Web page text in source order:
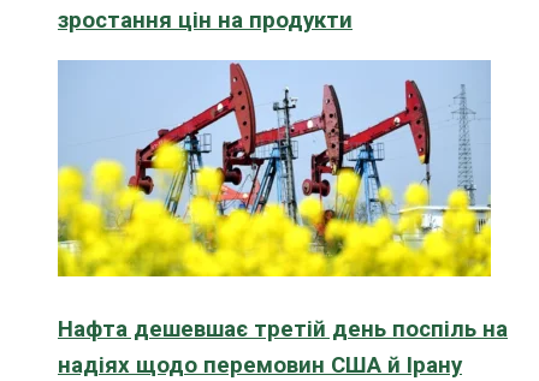
зростання цін на продукти
Нафта дешевшає третій день поспіль на
надіях щодо перемовин США й Ірану